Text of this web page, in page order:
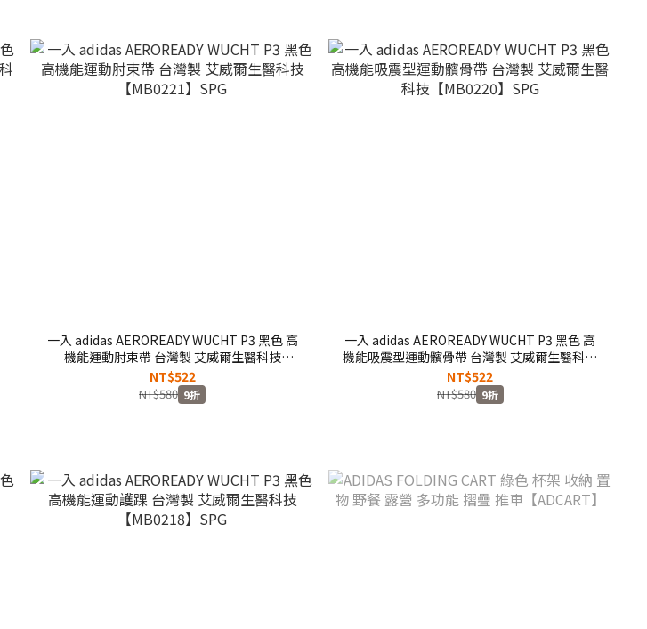
一入 adidas AEROREADY WUCHT P3 黑色 高
機能運動肘束帶 台灣製 艾威爾生醫科技
【MB0221】SPG
NT$522
NT$580 9折
一入 adidas AEROREADY WUCHT P3 黑色 高
機能吸震型運動髕骨帶 台灣製 艾威爾生醫科技
【MB0220】SPG
NT$522
NT$580 9折